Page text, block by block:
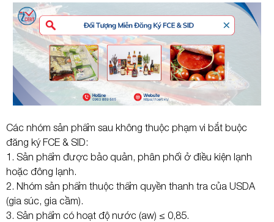
Các nhóm sản phẩm sau không thuộc phạm vi bắt buộc
đăng ký FCE & SID:
1. Sản phẩm được bảo quản, phân phối ở điều kiện lạnh
hoặc đông lạnh.
2. Nhóm sản phẩm thuộc thẩm quyền thanh tra của USDA
(gia súc, gia cầm).
3. Sản phẩm có hoạt độ nước (aw) ≤ 0,85.